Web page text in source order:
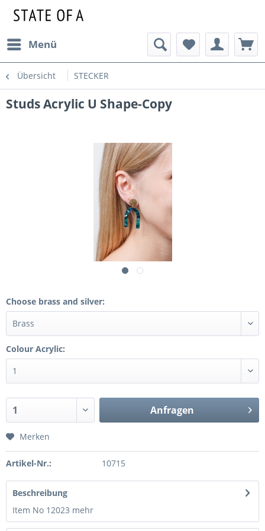
Menü
Übersicht STECKER
Studs Acrylic U Shape-Copy
Choose brass and silver:
Colour Acrylic:
Anfragen
Merken
Artikel-Nr.: 10715
Beschreibung
Item No 12023 mehr